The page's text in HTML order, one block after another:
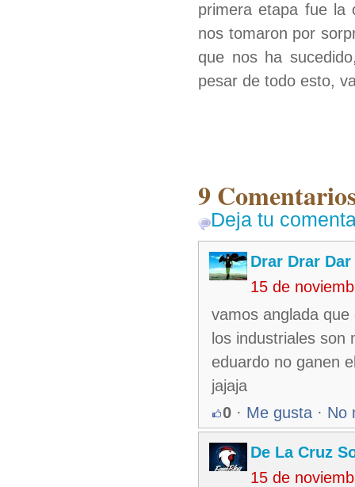
primera etapa fue la
nos tomaron por
que nos ha
pesar de todo esto,
9
Deja tu
Drar Drar Dar
15 de
vamos anglada
los industriales
eduardo no ganen
jajaja
0 · Me gusta · No
De La Cruz
15 de